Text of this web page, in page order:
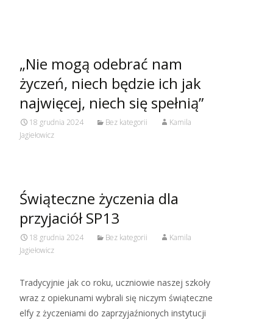
„Nie mogą odebrać nam
życzeń, niech będzie ich jak
najwięcej, niech się spełnią”
18 grudnia 2024 Bez kategorii
Kamila
Jagiełowicz
Świąteczne życzenia dla
przyjaciół SP13
18 grudnia 2024 Bez kategorii
Kamila
Jagiełowicz
Tradycyjnie jak co roku, uczniowie naszej szkoły
wraz z opiekunami wybrali się niczym świąteczne
elfy z życzeniami do zaprzyjaźnionych instytucji